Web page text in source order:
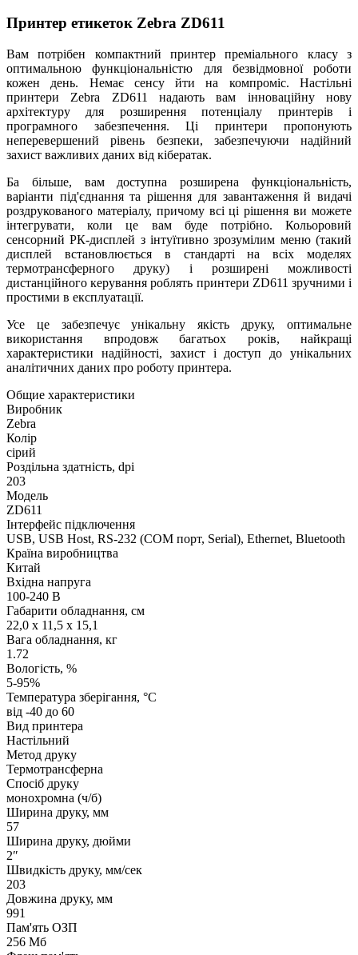
Принтер етикеток Zebra ZD611
Вам потрібен компактний принтер преміального класу з
оптимальною функціональністю для безвідмовної роботи
кожен день. Немає сенсу йти на компроміс. Настільні
принтери Zebra ZD611 надають вам інноваційну нову
архітектуру для розширення потенціалу принтерів і
програмного забезпечення. Ці принтери пропонують
неперевершений рівень безпеки, забезпечуючи надійний
захист важливих даних від кібератак.
Ба більше, вам доступна розширена функціональність,
варіанти під'єднання та рішення для завантаження й видачі
роздрукованого матеріалу, причому всі ці рішення ви можете
інтегрувати, коли це вам буде потрібно. Кольоровий
сенсорний РК-дисплей з інтуїтивно зрозумілим меню (такий
дисплей встановлюється в стандарті на всіх моделях
термотрансферного друку) і розширені можливості
дистанційного керування роблять принтери ZD611 зручними і
простими в експлуатації.
Усе це забезпечує унікальну якість друку, оптимальне
використання впродовж багатьох років, найкращі
характеристики надійності, захист і доступ до унікальних
аналітичних даних про роботу принтера.
Общие характеристики
Виробник
Zebra
Колір
сірий
Роздільна здатність, dpi
203
Модель
ZD611
Інтерфейс підключення
USB, USB Host, RS-232 (COM порт, Serial), Ethernet, Bluetooth
Країна виробництва
Китай
Вхідна напруга
100-240 В
Габарити обладнання, см
22,0 x 11,5 x 15,1
Вага обладнання, кг
1.72
Вологість, %
5-95%
Температура зберігання, °C
від -40 до 60
Вид принтера
Настільний
Метод друку
Термотрансферна
Спосіб друку
монохромна (ч/б)
Ширина друку, мм
57
Ширина друку, дюйми
2″
Швидкість друку, мм/сек
203
Довжина друку, мм
991
Пам'ять ОЗП
256 Мб